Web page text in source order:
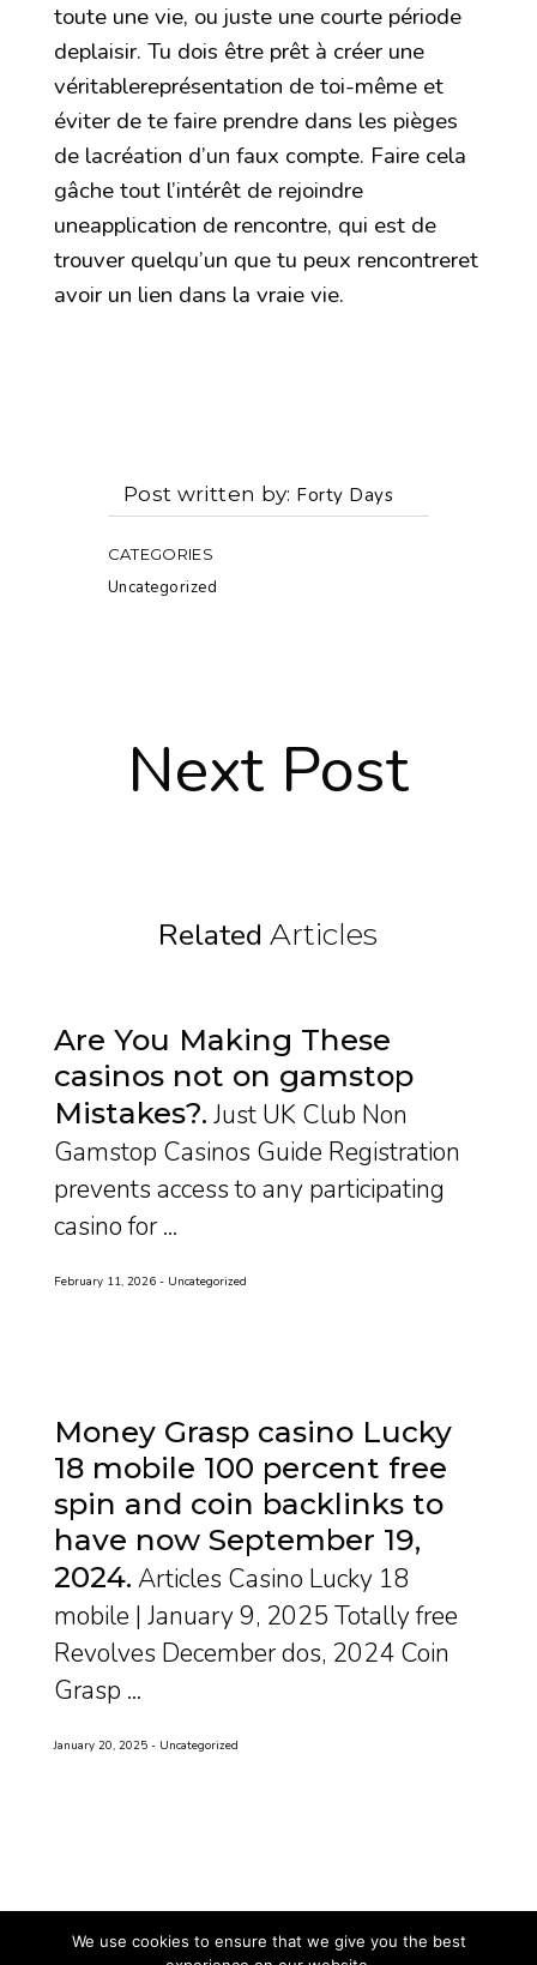
toute une vie, ou juste une courte période
deplaisir. Tu dois être prêt à créer une
véritablereprésentation de toi-même et
éviter de te faire prendre dans les pièges
de lacréation d’un faux compte. Faire cela
gâche tout l’intérêt de rejoindre
uneapplication de rencontre, qui est de
trouver quelqu’un que tu peux rencontreret
avoir un lien dans la vraie vie.
Post written by Forty Days
CATEGORIES
Uncategorized
Next Post
Related Articles
Are You Making These
casinos not on gamstop
Mistakes? Just UK Club Non
Gamstop Casinos Guide Registration
prevents access to any participating
casino for ...
February 11, 2026 Uncategorized
Money Grasp casino Lucky
18 mobile 100 percent free
spin and coin backlinks to
have now September 19,
2024 Articles Casino Lucky 18
mobile | January 9, 2025 Totally free
Revolves December dos, 2024 Coin
Grasp ...
January 20, 2025 Uncategorized
We use cookies to ensure that we give you the best